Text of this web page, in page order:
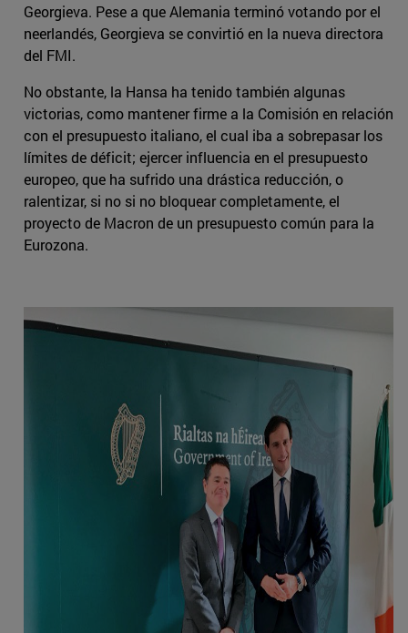
Georgieva. Pese a que Alemania terminó votando por el
neerlandés, Georgieva se convirtió en la nueva directora
del FMI.
No obstante, la Hansa ha tenido también algunas
victorias, como mantener firme a la Comisión en relación
con el presupuesto italiano, el cual iba a sobrepasar los
límites de déficit; ejercer influencia en el presupuesto
europeo, que ha sufrido una drástica reducción, o
ralentizar, si no si no bloquear completamente, el
proyecto de Macron de un presupuesto común para la
Eurozona.